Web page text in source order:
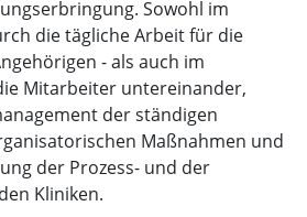
Sowohl im
die tägliche Arbeit für die
- als auch im
Mitarbeiter untereinander,
der ständigen
Maßnahmen und
der Prozess- und der
Kliniken.